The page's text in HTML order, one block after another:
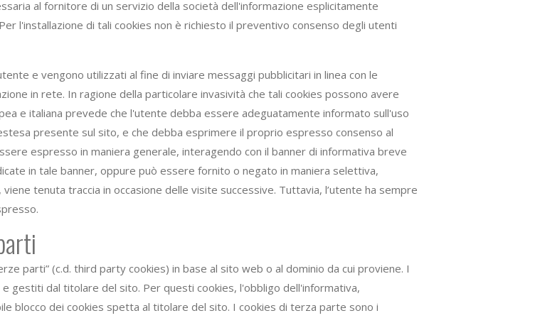
al fornitore di un servizio della società dell'informazione esplicitamente
l'installazione di tali cookies non è richiesto il preventivo consenso degli utenti
e vengono utilizzati al fine di inviare messaggi pubblicitari in linea con le
in rete. In ragione della particolare invasività che tali cookies possono avere
e italiana prevede che l'utente debba essere adeguatamente informato sull'uso
presente sul sito, e che debba esprimere il proprio espresso consenso al
espresso in maniera generale, interagendo con il banner di informativa breve
in tale banner, oppure può essere fornito o negato in maniera selettiva,
tenuta traccia in occasione delle visite successive. Tuttavia, l’utente ha sempre
parti” (c.d. third party cookies) in base al sito web o al dominio da cui proviene. I
gestiti dal titolare del sito. Per questi cookies, l'obbligo dell'informativa,
blocco dei cookies spetta al titolare del sito. I cookies di terza parte sono i